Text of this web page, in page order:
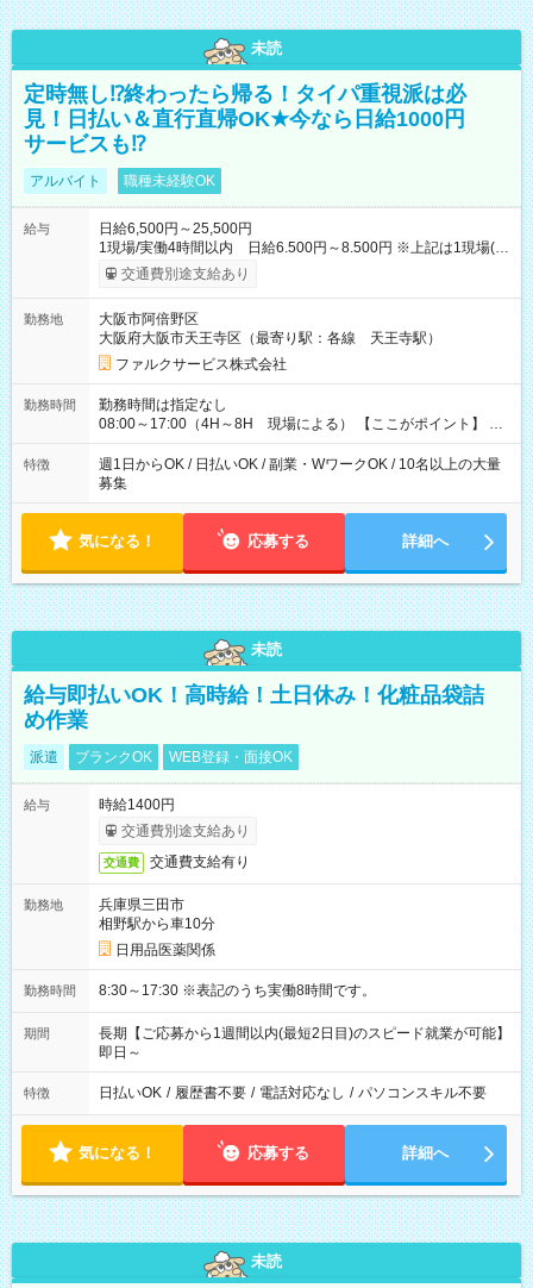
未読
定時無し⁉終わったら帰る！タイパ重視派は必
見！日払い＆直行直帰OK★今なら日給1000円
サービスも⁉
アルバイト 職種未経験OK
給与
日給6,500円～25,500円
1現場/実働4時間以内 日給6.500円～8.500円 ※上記は1現場(実
働4時間以内)あたりの給与です ※基本は1日あたり2現場(実働8
時間以内)をお任せします。その場合の支給額は日給1,3000円で
～」ですが、今なら初出勤をした人は採用祝いで【日給+1.000
円】のボーナスが！★（その他待遇に変更ありません） 現場に
よっては早く終わることもあり！ その場合も給与金額は変わり
ません！ ≪給与例≫ ・週1日勤務 ㈪～㈮は本業のため㈯のみ
1現場/6.500×2現場＝日給13.000円×4日 ＝月給52.000円 ・週6
日でレギュラー勤務(勤続1年) 1現場/7.200×2現場＝日給14.400
る」などをして月に40万以上を稼ぐ人も☆ ◆支払い方法：日払
い・週払い・月3回払いが選択可能 【試用期間】試用期間なし
交通費別途支給あり
勤務地
大阪市阿倍野区
大阪府大阪市天王寺区（最寄り駅：各線 天王寺駅）
ファルクサービス株式会社
勤務時間
勤務時間は指定なし
08:00～17:00（4H～8H 現場による） 【ここがポイント】 ◆
給与の日給保障あり！ 「4時間の現場」が「1時間」で終わった
時も給料変わらず！ 「4時間の現場」のお給料をお支払いします
♪ 1日にたくさんの現場をこなせば、高収入を実現可能！
特徴
週1日からOK / 日払いOK / 副業・WワークOK / 10名以上の大量
募集
気になる！ 応募する 詳細へ
未読
給与即払いOK！高時給！土日休み！化粧品袋詰
め作業
派遣 ブランクOK WEB登録・面接OK
給与
時給1400円
交通費別途支給あり
交通費 交通費支給有り
勤務地
兵庫県三田市
相野駅から車10分
日用品医薬関係
勤務時間 8:30～17:30 ※表記のうち実働8時間です。
期間
長期【ご応募から1週間以内(最短2日目)のスピード就業が可能】
即日～
特徴 日払いOK / 履歴書不要 / 電話対応なし / パソコンスキル不要
気になる！ 応募する 詳細へ
未読